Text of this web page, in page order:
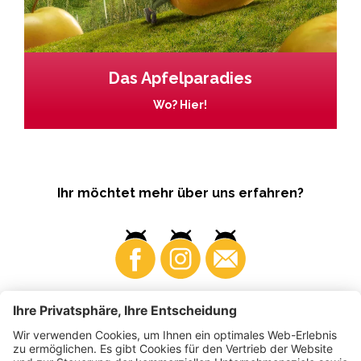
Das Apfelparadies
Wo? Hier!
Ihr möchtet mehr über uns erfahren?
Business Produzenten